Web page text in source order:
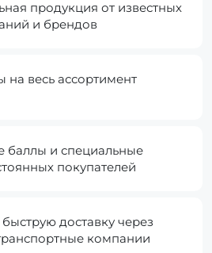
продукция от известных
и брендов
весь ассортимент
баллы и специальные
покупателей
доставку через
компании